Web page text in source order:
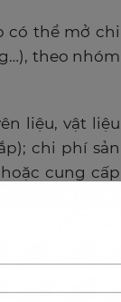
có thể mở chi
theo nhóm
liệu, vật liệu
chi phí sản
cung cấp
chế biến cho
phẩm thực
tính và xác